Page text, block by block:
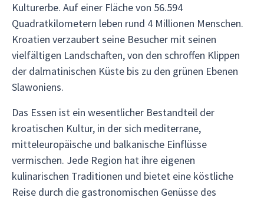
Kulturerbe. Auf einer Fläche von 56.594
Quadratkilometern leben rund 4 Millionen Menschen.
Kroatien verzaubert seine Besucher mit seinen
vielfältigen Landschaften, von den schroffen Klippen
der dalmatinischen Küste bis zu den grünen Ebenen
Slawoniens.
Das Essen ist ein wesentlicher Bestandteil der
kroatischen Kultur, in der sich mediterrane,
mitteleuropäische und balkanische Einflüsse
vermischen. Jede Region hat ihre eigenen
kulinarischen Traditionen und bietet eine köstliche
Reise durch die gastronomischen Genüsse des